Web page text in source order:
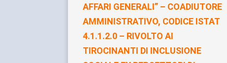
AFFARI GENERALI” – COADIUTORE
AMMINISTRATIVO, CODICE ISTAT
4.1.1.2.0 – RIVOLTO AI
TIROCINANTI DI INCLUSIONE